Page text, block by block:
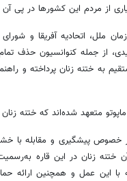
از مردم این کشورها در پی آن
ملل، اتحادیه آفریقا و شورای
از جمله کنوانسیون حذف
به ختنه زنان پرداخته و
در خصوص پیشگیری و مقابله
ختنه زنان در این قاره
با این عمل و همچنین ارائه